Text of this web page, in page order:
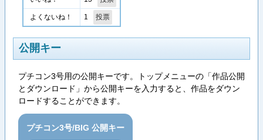
よくないね！ 1
公開キー
プチコン3号用の公開キーです。トップメニューの「作品公開
とダウンロード」から公開キーを入力すると、作品をダウン
ロードすることができます。
プチコン3号/BIG 公開キー